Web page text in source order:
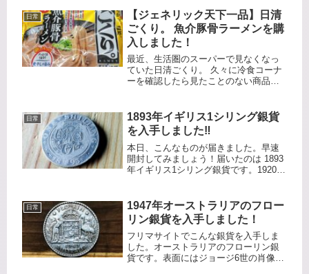
単位及び貨幣の発行等に関する法律」
に基づく日本の硬貨（1円、5円、10
円...
日常
【ジェネリック天下一品】日清
ごくり。 魚介豚骨ラーメンを購
入しました！
最近、生活圏のスーパーで見なくなっ
ていた日清ごくり。 久々に冷食コーナ
ーを確認したら見たことのない商品が
らあったんですかね、全然知りません
でした。リニューアルで煮干しの旨
み...
日常
1893年イギリス1シリング銀貨
を入手しました‼️
本日、こんなものが届きました。早速
開封してみましょう！届いたのは 1893
年イギリス1シリング銀貨です。1920年
す。だいぶ摩耗しているので地金価格
以下で入手できまし...
日常
1947年オーストラリアのフロー
リン銀貨を入手しました！
フリマサイトでこんな銀貨を入手しま
した。オーストラリアのフローリン銀
貨です。表面にはジョージ6世の肖像が